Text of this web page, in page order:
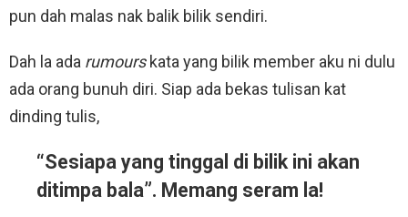
pun dah malas nak balik bilik sendiri.
Dah la ada rumourskata yang bilik member aku ni dulu
ada orang bunuh diri. Siap ada bekas tulisan kat
dinding tulis,
“Sesiapa yang tinggal di bilik ini akan
ditimpa bala”. Memang seram la!